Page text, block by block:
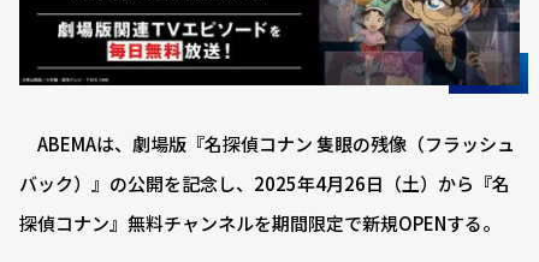
ABEMAは、劇場版『名探偵コナン 隻眼の残像（フラッシュ
バック）』の公開を記念し、2025年4月26日（土）から『名
探偵コナン』無料チャンネルを期間限定で新規OPENする。